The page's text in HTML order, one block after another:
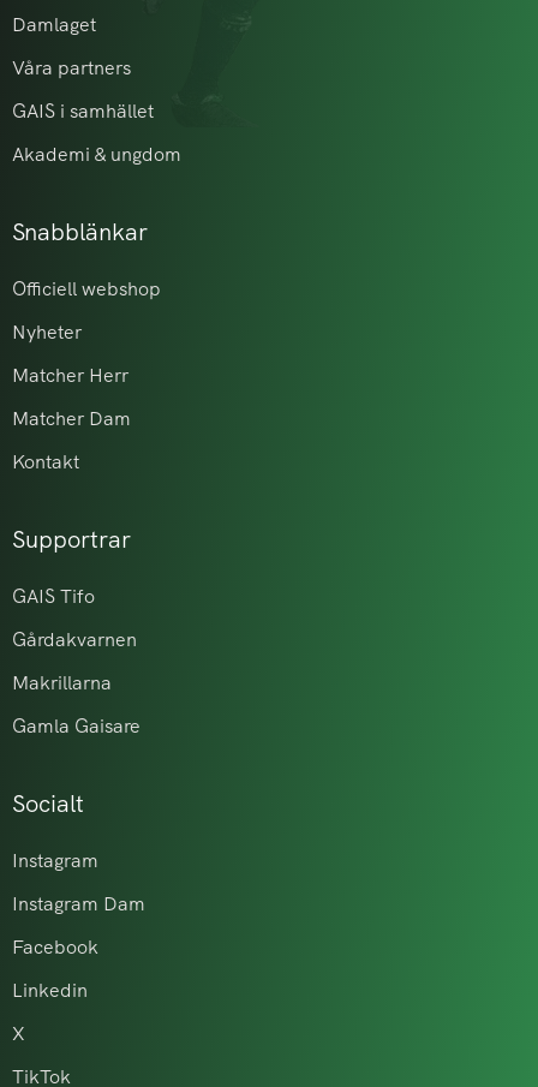
Damlaget
Våra partners
GAIS i samhället
Akademi & ungdom
Snabblänkar
Officiell webshop
Nyheter
Matcher Herr
Matcher Dam
Kontakt
Supportrar
GAIS Tifo
Gårdakvarnen
Makrillarna
Gamla Gaisare
Socialt
Instagram
Instagram Dam
Facebook
Linkedin
X
TikTok